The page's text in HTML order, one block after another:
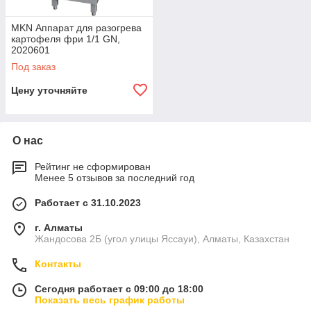
MKN Аппарат для разогрева
картофеля фри 1/1 GN,
2020601
Под заказ
Цену уточняйте
О нас
Рейтинг не сформирован
Менее 5 отзывов за последний год
Работает с 31.10.2023
г. Алматы
Жандосова 2Б (угол улицы Яссауи), Алматы, Казахстан
Контакты
Сегодня работает с 09:00 до 18:00
Показать весь график работы